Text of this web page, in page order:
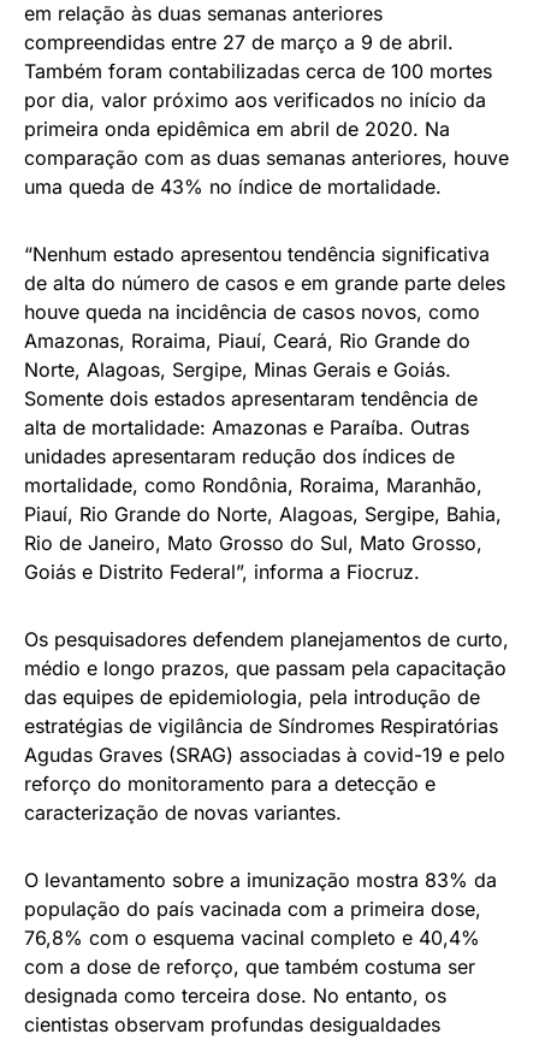
em relação às duas semanas anteriores
compreendidas entre 27 de março a 9 de abril.
Também foram contabilizadas cerca de 100 mortes
por dia, valor próximo aos verificados no início da
primeira onda epidêmica em abril de 2020. Na
comparação com as duas semanas anteriores, houve
uma queda de 43% no índice de mortalidade.
“Nenhum estado apresentou tendência significativa
de alta do número de casos e em grande parte deles
houve queda na incidência de casos novos, como
Amazonas, Roraima, Piauí, Ceará, Rio Grande do
Norte, Alagoas, Sergipe, Minas Gerais e Goiás.
Somente dois estados apresentaram tendência de
alta de mortalidade: Amazonas e Paraíba. Outras
unidades apresentaram redução dos índices de
mortalidade, como Rondônia, Roraima, Maranhão,
Piauí, Rio Grande do Norte, Alagoas, Sergipe, Bahia,
Rio de Janeiro, Mato Grosso do Sul, Mato Grosso,
Goiás e Distrito Federal”, informa a Fiocruz.
Os pesquisadores defendem planejamentos de curto,
médio e longo prazos, que passam pela capacitação
das equipes de epidemiologia, pela introdução de
estratégias de vigilância de Síndromes Respiratórias
Agudas Graves (SRAG) associadas à covid-19 e pelo
reforço do monitoramento para a detecção e
caracterização de novas variantes.
O levantamento sobre a imunização mostra 83% da
população do país vacinada com a primeira dose,
76,8% com o esquema vacinal completo e 40,4%
com a dose de reforço, que também costuma ser
designada como terceira dose. No entanto, os
cientistas observam profundas desigualdades